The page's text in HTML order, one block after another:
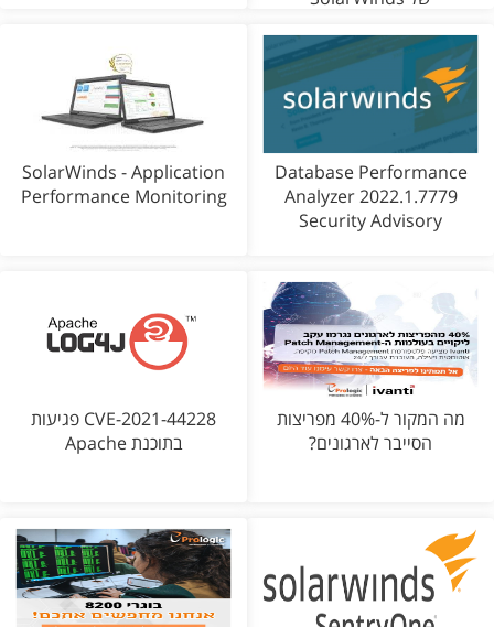
Database Performance
Analyzer 2022.1.7779
Security Advisory
SolarWinds - Application
Performance Monitoring
מה המקור ל-40% מפריצות
הסייבר לארגונים?
CVE-2021-44228 פגיעות
בתוכנת Apache